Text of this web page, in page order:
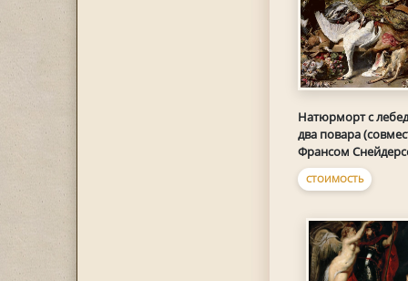
Натюрморт с
два повара
Франсом
СТОИМОСТЬ